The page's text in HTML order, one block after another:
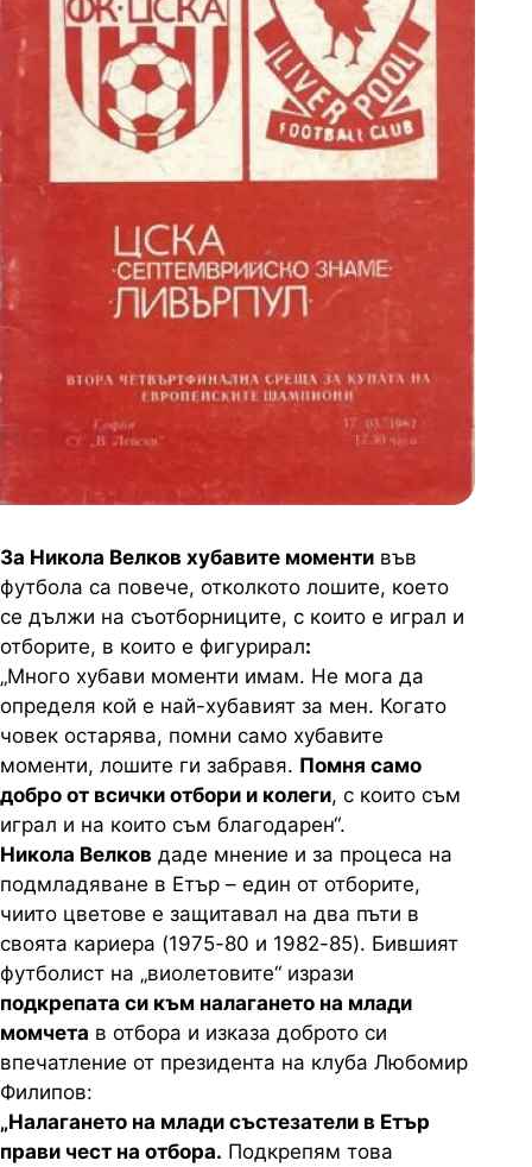
За Никола Велков хубавите моменти във
футбола са повече, отколкото лошите, което
се дължи на съотборниците, с които е играл и
отборите, в които е фигурирал:
„Много хубави моменти имам. Не мога да
определя кой е най-хубавият за мен. Когато
човек остарява, помни само хубавите
моменти, лошите ги забравя. Помня само
добро от всички отбори и колеги, с които съм
играл и на които съм благодарен“.
Никола Велков даде мнение и за процеса на
подмладяване в Етър – един от отборите,
чиито цветове е защитавал на два пъти в
своята кариера (1975-80 и 1982-85). Бившият
футболист на „виолетовите“ изрази
подкрепата си към налагането на млади
момчета в отбора и изказа доброто си
впечатление от президента на клуба Любомир
Филипов:
„Налагането на млади състезатели в Етър
прави чест на отбора. Подкрепям това